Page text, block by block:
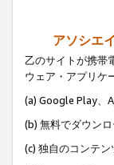
アソシエ
乙のサイトが携帯
ウェア・アプリケ
(a) Google Play、
(b) 無料でダウン
(c) 独自のコンテン